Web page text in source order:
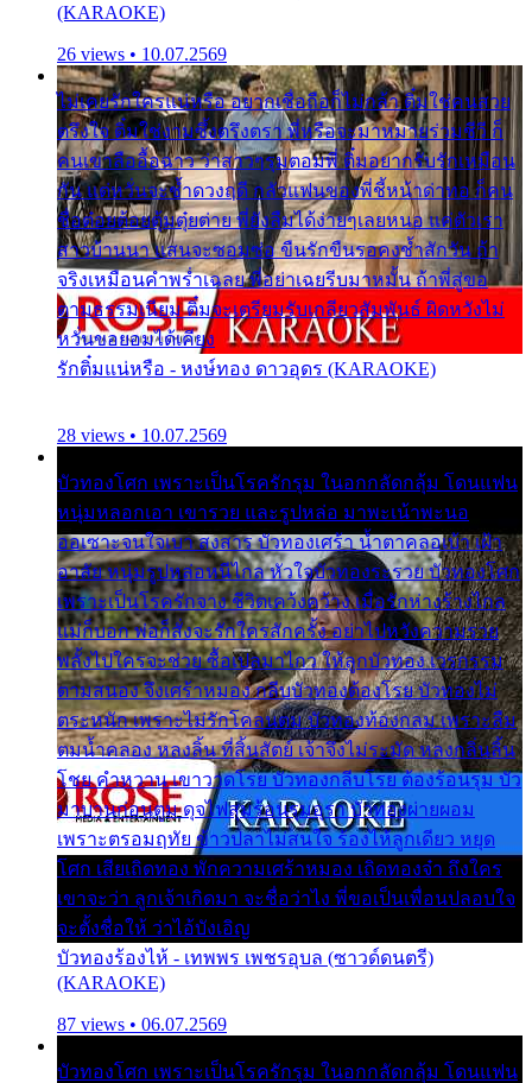
(KARAOKE)
26 views • 10.07.2569
ไม่เคยรักใครแน่หรือ อยากเชื่อถือก็ไม่กล้า ติ๋มใช่คนสวย
ตรึงใจ ติ๋มใช่งามซึ้งตรึงตรา พี่หรือจะมาหมายร่วมชีวี ก็
คนเขาลืออื้อฉาว ว่าสาวๆรุมตอมพี่ ติ๋มอยากรับรักเหมือน
กัน แต่หวั่นจะช้ำดวงฤดี กลัวแฟนของพี่ชี้หน้าด่าทอ ก็คน
ชื่อต๋อยต้อยตุ้มตุ๋ยต่าย พี่ยังลืมได้ง่ายๆเลยหนอ แค่ตัวเรา
สาวบ้านนา แสนจะซอมซ่อ ขืนรักขืนรอคงช้ำสักวัน ถ้า
จริงเหมือนคำพร่ำเฉลย พี่อย่าเฉยรีบมาหมั้น ถ้าพี่สู่ขอ
ตามธรรมเนียม ติ๋มจะเตรียมรับเกลียวสัมพันธ์ ผิดหวังไม่
หวั่นขอยอมได้เคียง
รักติ๋มแน่หรือ - หงษ์ทอง ดาวอุดร (KARAOKE)
28 views • 10.07.2569
บัวทองโศก เพราะเป็นโรครักรุม ในอกกลัดกลุ้ม โดนแฟน
หนุ่มหลอกเอา เขารวย และรูปหล่อ มาพะเน้าพะนอ
ออเซาะจนใจเบา สงสาร บัวทองเศร้า น้ำตาคลอเบ้า เฝ้า
อาลัย หนุ่มรูปหล่อหนีไกล หัวใจบัวทองระรวย บัวทองโศก
เพราะเป็นโรครักจาง ชีวิตเคว้งคว้าง เมื่อรักห่างร้างไกล
แม่ก็บอก พ่อก็สั่งจะรักใครสักครั้ง อย่าไปหวังความรวย
พลั้งไปใครจะช่วย ซื้อเปลมาไกว ให้ลูกบัวทอง เวรกรรม
ตามสนอง จึงเศร้าหมอง กลีบบัวทองต้องโรย บัวทองไม่
ตระหนัก เพราะไม่รักโคลนตม บัวทองท้องกลม เพราะลืม
ตมน้ำคลอง หลงลิ้น ที่สิ้นสัตย์ เจ้าจึงไม่ระมัด หลงกลิ่นลิ้น
โชย คำหวาน เขาวาดโรย บัวทองกลีบโรย ต้องร้อนรุม บัว
มาบานก่อนตูม ดุจไฟสุมร้อนรุมอุรา บัวทองผ่ายผอม
เพราะตรอมฤทัย ข้าวปลาไม่สนใจ ร้องไห้ลูกเดียว หยุด
โศก เสียเถิดทอง พักความเศร้าหมอง เถิดทองจ๋า ถึงใคร
เขาจะว่า ลูกเจ้าเกิดมา จะชื่อว่าไง พี่ขอเป็นเพื่อนปลอบใจ
จะตั้งชื่อให้ ว่าไอ้บังเอิญ
บัวทองร้องไห้ - เทพพร เพชรอุบล (ซาวด์ดนตรี)
(KARAOKE)
87 views • 06.07.2569
บัวทองโศก เพราะเป็นโรครักรุม ในอกกลัดกลุ้ม โดนแฟน